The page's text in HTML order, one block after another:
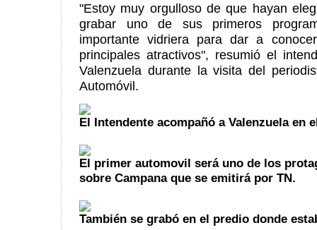
"Estoy muy orgulloso de que hayan
grabar uno de sus primeros
importante vidriera para dar a
principales atractivos", resumió el
Valenzuela durante la visita del
Automóvil.
El Intendente acompañó a Valenzuela en
El primer automovil será uno de los
sobre Campana que se emitirá por TN.
También se grabó en el predio donde